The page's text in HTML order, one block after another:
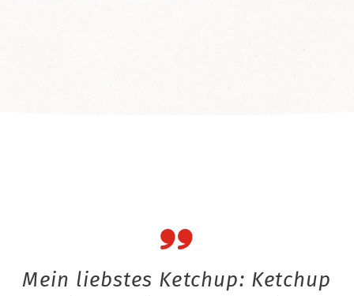
Mein liebstes Ketchup: Ketchup